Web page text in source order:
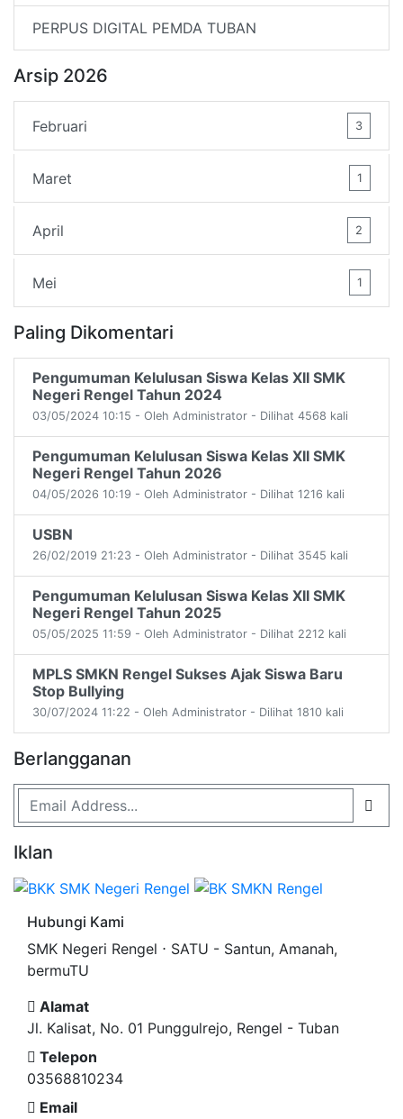
PERPUS DIGITAL PEMDA TUBAN
Arsip 2026
Februari 3
Maret 1
April 2
Mei 1
Paling Dikomentari
Pengumuman Kelulusan Siswa Kelas XII SMK
Negeri Rengel Tahun 2024
03/05/2024 10:15 - Oleh Administrator - Dilihat 4568 kali
Pengumuman Kelulusan Siswa Kelas XII SMK
Negeri Rengel Tahun 2026
04/05/2026 10:19 - Oleh Administrator - Dilihat 1216 kali
USBN
26/02/2019 21:23 - Oleh Administrator - Dilihat 3545 kali
Pengumuman Kelulusan Siswa Kelas XII SMK
Negeri Rengel Tahun 2025
05/05/2025 11:59 - Oleh Administrator - Dilihat 2212 kali
MPLS SMKN Rengel Sukses Ajak Siswa Baru
Stop Bullying
30/07/2024 11:22 - Oleh Administrator - Dilihat 1810 kali
Berlangganan
Iklan
Hubungi Kami
SMK Negeri Rengel ⋅ SATU - Santun, Amanah,
bermuTU
Alamat
Jl. Kalisat, No. 01 Punggulrejo, Rengel - Tuban
Telepon
03568810234
Email